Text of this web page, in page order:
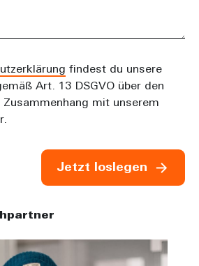
findest du unsere
Art. 13 DSGVO über den
Zusammenhang mit unserem
Jetzt loslegen